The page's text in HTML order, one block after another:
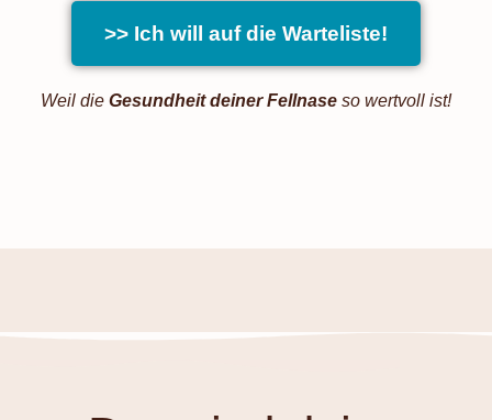
>> Ich will auf die Warteliste!
Weil die Gesundheit deiner Fellnase so wertvoll ist!